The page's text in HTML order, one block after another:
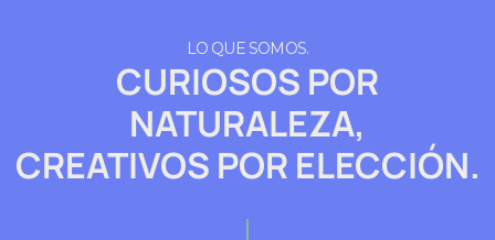
LO QUE SOMOS.
CURIOSOS POR
NATURALEZA,
CREATIVOS POR ELECCIÓN.